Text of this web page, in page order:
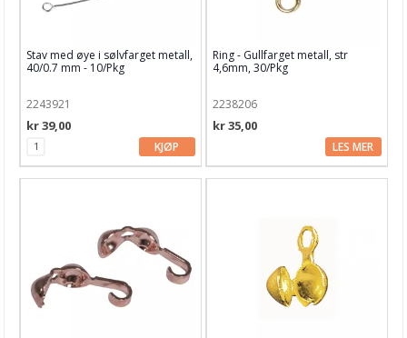
Tekstil hobby
Gaveinnpakking
Leverandører
Stav med øye i sølvfarget metall,
40/0.7 mm - 10/Pkg
2243921
kr 39,00
KJØP
Ring - Gullfarget metall, str
4,6mm, 30/Pkg
2238206
kr 35,00
LES MER